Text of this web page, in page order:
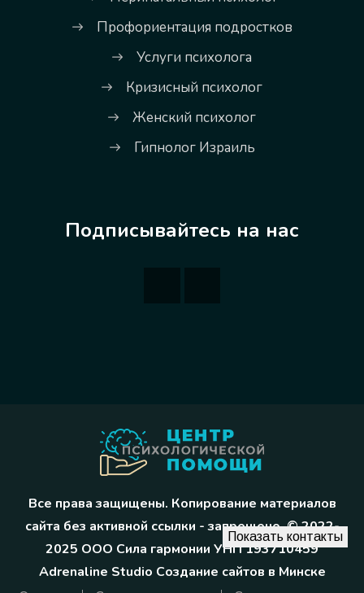
Профориентация подростков
Услуги психолога
Кризисный психолог
Женский психолог
Гипнолог Израиль
Подписывайтесь на нас
Все права защищены. Копирование материалов
сайта без активной ссылки - запрещено. © 2022-
2025 ООО Сила гармонии УНП 193710459
Adrenaline Studio Создание сайтов в Минске
Показать контакты